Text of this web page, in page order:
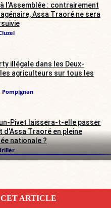
l’Assemblée : contrairement
Assa Traoré ne sera
illégale dans les Deux-
agriculteurs sur tous les
Pivet laissera-t-elle passer
d’Assa Traoré en pleine
nationale ?
ARTICLE